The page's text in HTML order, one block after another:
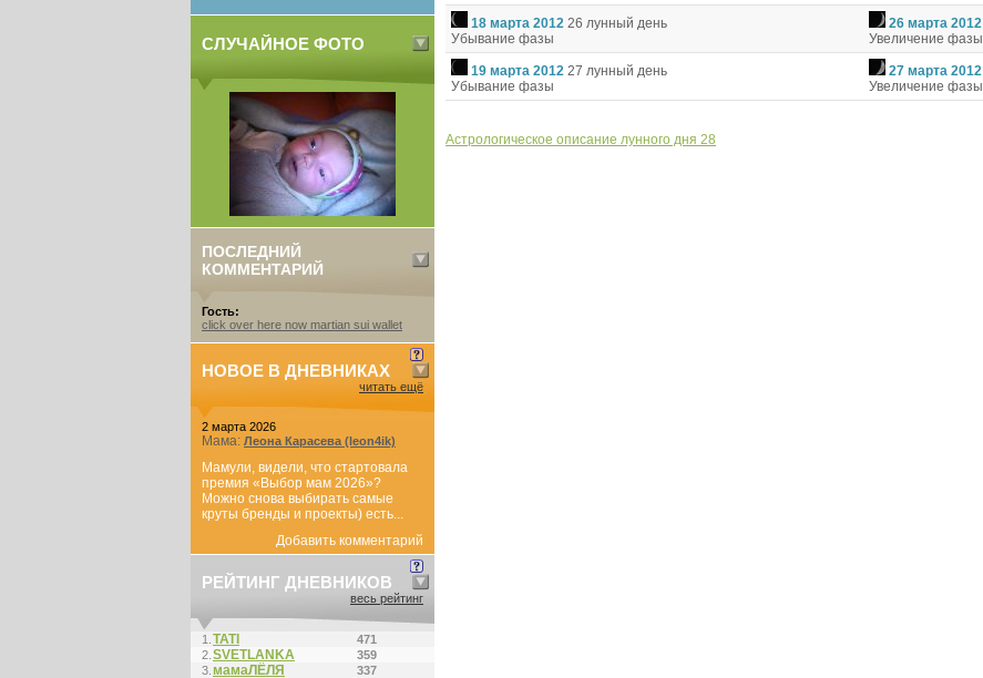
СЛУЧАЙНОЕ ФОТО
ПОСЛЕДНИЙ
КОММЕНТАРИЙ
Гость:
click over here now martian sui wallet
НОВОЕ В ДНЕВНИКАХ
читать ещё
2 марта 2026
Мама: Леона Карасева (leon4ik)
Мамули, видели, что стартовала
премия «Выбор мам 2026»?
Можно снова выбирать самые
круты бренды и проекты) есть...
Добавить комментарий
РЕЙТИНГ ДНЕВНИКОВ
весь рейтинг
1. ТАТI
471
2. SVETLANKA
359
3. мамаЛЁЛЯ 337
18 марта 2012 26 лунный день
Убывание фазы
19 марта 2012 27 лунный день
Убывание фазы
26 марта 2012
Увеличение фазы
27 марта 2012
Увеличение фазы
Астрологическое описание лунного дня 28